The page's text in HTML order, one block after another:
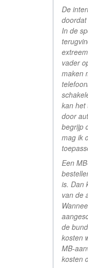
De
In de
vader
maken
kan het
door
begrijp
mag ik
Een
is. Dan
van de
de
kosten
MB-
kosten